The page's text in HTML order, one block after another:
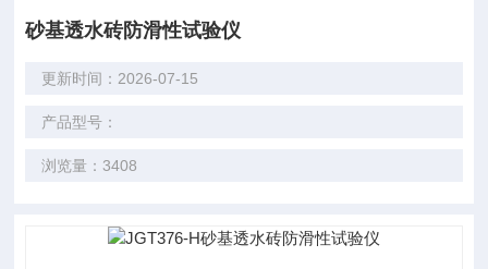
砂基透水砖防滑性试验仪
更新时间：2026-07-15
产品型号：
浏览量：3408